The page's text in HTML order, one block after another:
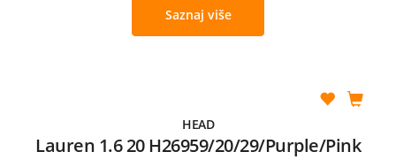
Saznaj više
HEAD
Lauren 1.6 20 H26959/20/29/Purple/Pink